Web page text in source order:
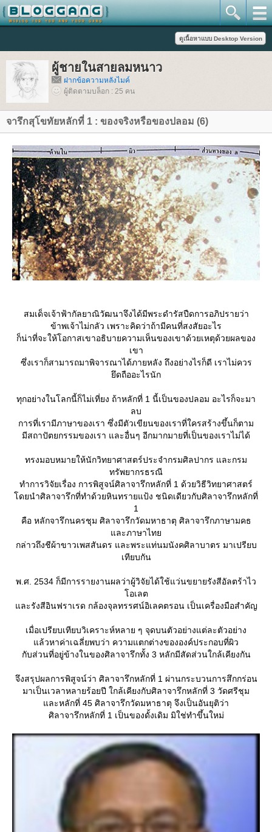
ผู้ชายในสายลมหนาว
ฝากข้อความหลังไมค์
ผู้ติดตามบล็อก : 25 คน
จารึกสุโขทัยหลักที่ 1 : ของจริงหรือของปลอม (6)
สมเด็จเจ้าฟ้ากัลยาณิวัฒนาจึงได้มีพระดำรัสปืดการอภิปรายว่า
ข้าพเจ้าไม่กลัว เพราะคิดว่าถ้ามีคนที่สงสัยอะไร
ก็น่าที่จะให้โอกาสเขาอธิบายความเห็นของเขาด้วยเหตุด้วยผลของ
เขา
ซึ่งเราก็สามารถมาพิจารณาได้ภายหลัง ถึงอย่างไรก็ดี เราไม่ควร
ึดถืออะไรนัก
ทุกอย่างในโลกนี้ก็ไม่เที่ยง ถ้าหลักที่ 1 นี้เป็นของปลอม อะไรก็จะมา
ลบ
การที่เรามีภาษาของเรา ซึ่งมีตัวเขียนของเราที่ใครสร้างขึ้นก็ตาม
มีสถาปัตยกรรมของเรา และอื่นๆ อีกมากมายที่เป็นของเราไม่ได้
ทรงมอบหมายให้นักวิทยาศาสตร์ประจำกรมศิลปากร และกรม
ทรัพยากรธรณี
ทำการวิจัยเรื่อง การพิสูจน์ศิลาจารึกหลักที่ 1 ด้วยวิธีวิทยาศาสตร์
ดยนำศิลาจารึกที่ทำด้วยหินทรายแป้ง ชนิดเดียวกับศิลาจารึกหลักที่
1
คือ หลักจารึกนครชุม ศิลาจารึกวัดมหาธาตุ ศิลาจารึกภาษามคธ
ละภาษาไท
กล่าวถึงชีผ้าขาวเพสสันดร และพระแท่นมนังคศิลาบาตร มาเปรียบ
เทียบกัน
พ.ศ. 2534 ก็มีการรายงานผลว่าผู้วิจัยได้ใช้แว่นขยายรังสีอัลตร้าไว
อเลต
ละรังสีอินฟราเรด กล้องจุลทรรศน์อิเลคตรอน เป็นเครื่องมือสำคัญ
เมื่อเปรียบเทียบวิเคราะห์หลาย ๆ จุดบนตัวอย่างแต่ละตัวอย่าง
ล้วหาค่าเฉลี่ยพบว่า ความแตกต่างขององค์ประกอบที่ผิว
กับส่วนที่อยู่ข้างในของศิลาจารึกทั้ง 3 หลักมีสัดส่วนใกล้เคียงกัน
จึงสรุปผลการพิสูจน์ว่า ศิลาจารึกหลักที่ 1 ผ่านกระบวนการสึกกร่อน
มาเป็นเวลาหลายร้อยปี ใกล้เคียงกับศิลาจารึกหลักที่ 3 วัดศรีชุม
ละหลักที่ 45 ศิลาจารึกวัดมหาธาตุ จึงเป็นอันยุติว่า
ศิลาจารึกหลักที่ 1 เป็นของดั้งเดิม มิใช่ทำขึ้นใหม่